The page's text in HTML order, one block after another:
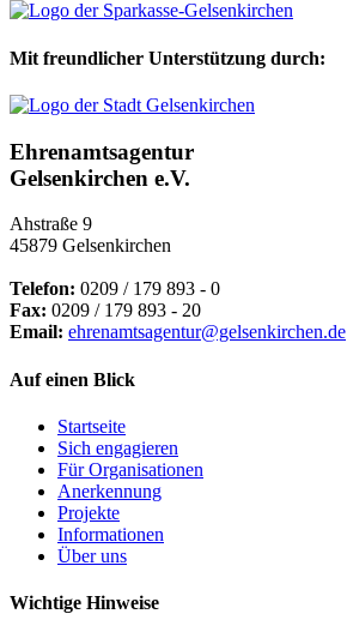
Mit freundlicher Unterstützung durch:
Ehrenamtsagentur
Gelsenkirchen e.V.
Ahstraße 9
45879 Gelsenkirchen
Telefon: 0209 / 179 893 - 0
Fax: 0209 / 179 893 - 20
Email: ehrenamtsagentur@gelsenkirchen.de
Auf einen Blick
Startseite
Sich engagieren
Für Organisationen
Anerkennung
Projekte
Informationen
Über uns
Wichtige Hinweise